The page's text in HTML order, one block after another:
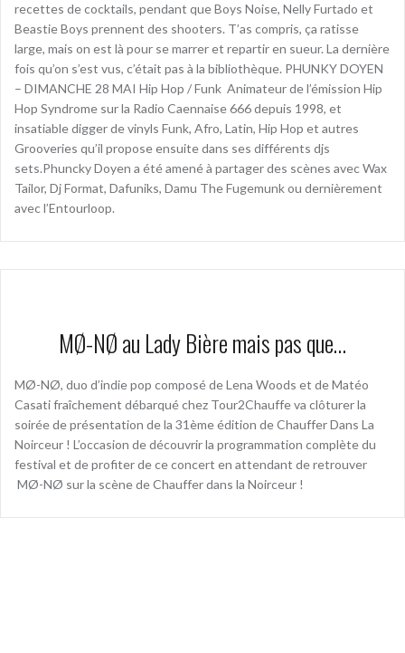
recettes de cocktails, pendant que Boys Noise, Nelly Furtado et
Beastie Boys prennent des shooters. T’as compris, ça ratisse
large, mais on est là pour se marrer et repartir en sueur. La dernière
fois qu’on s’est vus, c’était pas à la bibliothèque. PHUNKY DOYEN
– DIMANCHE 28 MAI Hip Hop / Funk ­ Animateur de l’émission Hip
Hop Syndrome sur la Radio Caennaise 666 depuis 1998, et
insatiable digger de vinyls Funk, Afro, Latin, Hip Hop et autres
Grooveries qu’il propose ensuite dans ses différents djs
sets.Phuncky Doyen a été amené à partager des scènes avec Wax
Tailor, Dj Format, Dafuniks, Damu The Fugemunk ou dernièrement
avec l’Entourloop.
MØ-NØ au Lady Bière mais pas que…
MØ-NØ, duo d’indie pop composé de Lena Woods et de Matéo
Casati fraîchement débarqué chez Tour2Chauffe va clôturer la
soirée de présentation de la 31ème édition de Chauffer Dans La
Noirceur ! L’occasion de découvrir la programmation complète du
festival et de profiter de ce concert en attendant de retrouver
MØ-NØ sur la scène de Chauffer dans la Noirceur !